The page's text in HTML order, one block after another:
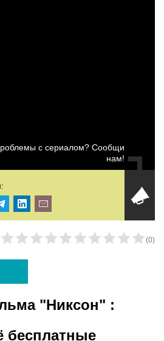
с сериалом? Сообщи
нам!
(0)
"Никсон" :
бесплатные